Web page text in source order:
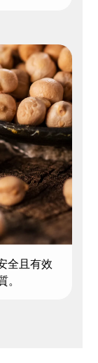
全且有效